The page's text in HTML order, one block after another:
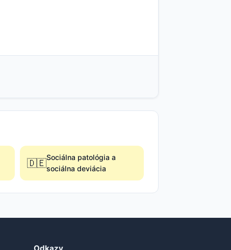
🇩🇪Sociálna patológia a
sociálna deviácia